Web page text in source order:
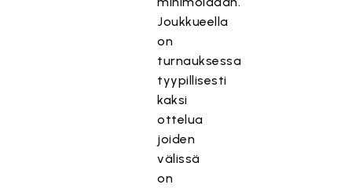
Joukkueella
on
turnauksessa
tyypillisesti
kaksi
ottelua
joiden
välissä
on